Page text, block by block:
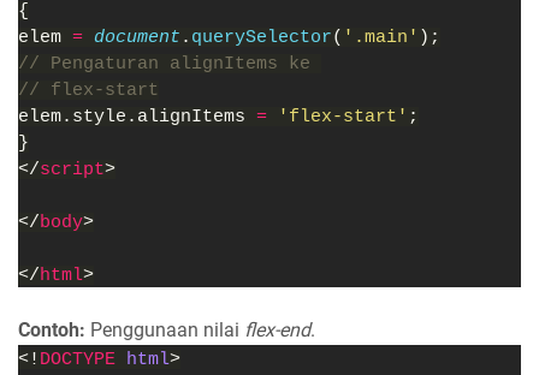
{
elem = document . querySelector( '.main' );
// Pengaturan alignItems ke
// flex-start
elem.style.alignItems = 'flex-start' ;
}
</script>
</body>
</html>
Contoh: Penggunaan nilai flex-end.
<! DOCTYPE html>